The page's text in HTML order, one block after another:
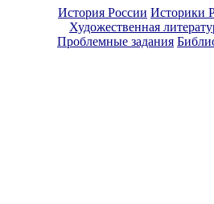
История России Историки
Художественная
Проблемные задания